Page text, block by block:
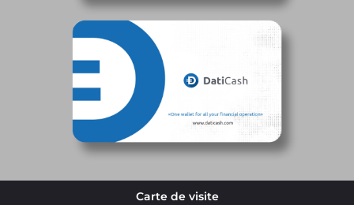
Carte de visite